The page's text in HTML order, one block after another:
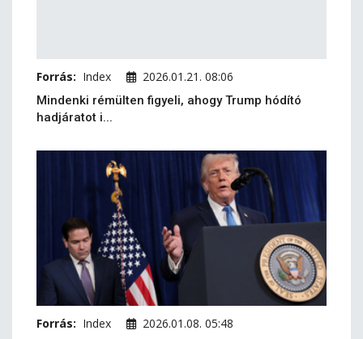
Forrás: Index 2026.01.21. 08:06
Mindenki rémülten figyeli, ahogy Trump hódító
hadjáratot i...
Forrás: Index 2026.01.08. 05:48